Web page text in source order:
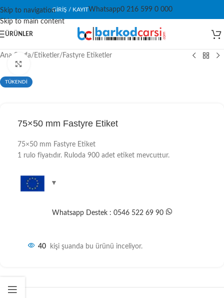
Skip to navigation
Skip to main content
GIRIŞ / KAYITWhatsapp0 216 599 0 000
ÜRÜNLER
Ana Sayfa/ Etiketler/ Fastyre Etiketler
TÜKENDİ
75×50 mm Fastyre Etiket
75×50 mm Fastyre Etiket
1 rulo fiyatıdır. Ruloda 900 adet etiket mevcuttur.
Whatsapp Destek : 0546 522 69 90
40 kişi şuanda bu ürünü inceliyor.